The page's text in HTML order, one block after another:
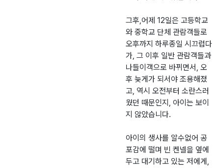
그후,어제 12일은 고등학교
와 중학교 단체 관람객들로
오후까지 하루종일 시끄럽다
가, 그 이후 일반 관람객들과
나들이객으로 바뀌면서, 오
후 늦게가 되서야 조용해졌
고, 역시 오전부터 소란스러
웠던 때문인지, 아이는 보이
지 않았습니다.
아이의 생사를 알수없어 공
포감에 떨며 빈 켄넬을 옆에
두고 대기하고 있는 저에게,